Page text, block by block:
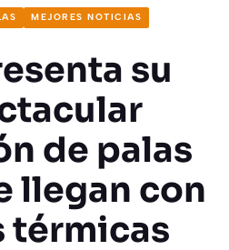
MEJORES NOTICIAS
su
de palas
llegan con
térmicas